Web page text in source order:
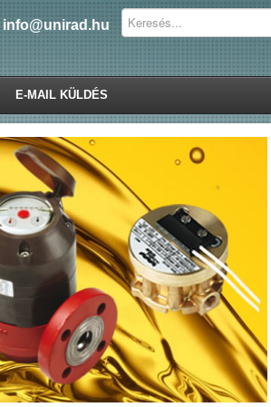
info@unirad.hu
E-MAIL KÜLDÉS